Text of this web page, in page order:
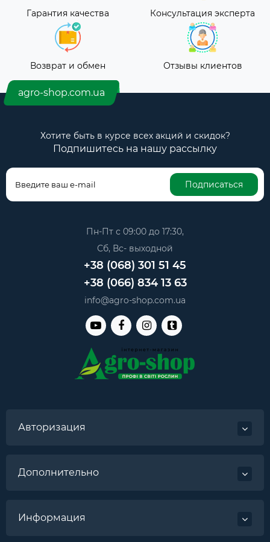
Гарантия качества Консультация эксперта
Возврат и обмен Отзывы клиентов
agro-shop.com.ua
Хотите быть в курсе всех акций и скидок?
Подпишитесь на нашу рассылку
Подписаться
Пн-Пт с 09:00 до 17:30,
Сб, Вс- выходной
+38 (068) 301 51 45
+38 (066) 834 13 63
info@agro-shop.com.ua
Авторизация
Дополнительно
Информация